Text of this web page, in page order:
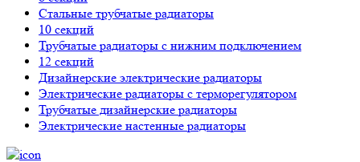
Стальные трубчатые радиаторы
10 секций
Трубчатые радиаторы с нижним подключением
12 секций
Дизайнерские электрические радиаторы
Электрические радиаторы с терморегулятором
Трубчатые дизайнерские радиаторы
Электрические настенные радиаторы